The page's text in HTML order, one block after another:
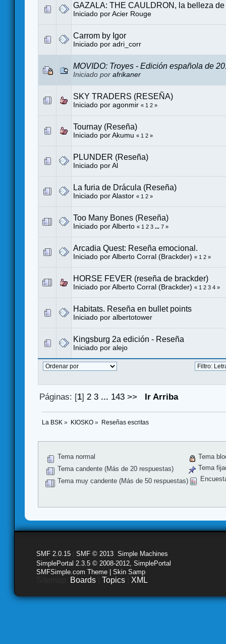
GAZALA: THE CAULDRON, la belleza
Iniciado por Acier Rouge
Carrom by Igor
Iniciado por adri_corr
MOVIDO: Troyes - Edición española de
Iniciado por afrikaner
SKY TRADERS (RESEÑA)
Iniciado por agonmir « 1 2 »
Tournay (Reseña)
Iniciado por Akumu « 1 2 »
PLUNDER (Reseña)
Iniciado por Al
La furia de Drácula (Reseña)
Iniciado por Alastor « 1 2 »
Too Many Bones (Reseña)
Iniciado por Alberto « 1 2 3 ... 7 »
Arcadia Quest: Reseña emocional.
Iniciado por Alberto Corral (Brackder) « 1 2 »
HORSE FEVER (reseña de brackder)
Iniciado por Alberto Corral (Brackder) « 1 2 3 4 »
Habitats. Reseña en bullet points
Iniciado por albertotower
Kingsburg 2a edición - Reseña
Iniciado por alejo
Páginas: [1] 2 3 ... 143 >> Ir Arriba
La BSK » KIOSKO» Reseñas escritas
Tema normal
Tema candente (Más de 20 respuestas)
Tema muy candente (Más de 50 respuestas)
Tema
Tema
SMF 2.0.15 SMF © 2013 Simple Machines
SimplePortal 2.3.5 © 2008-2012, SimplePortal
SMFSimple.com Theme | Skin Samp
Boards Topics XML